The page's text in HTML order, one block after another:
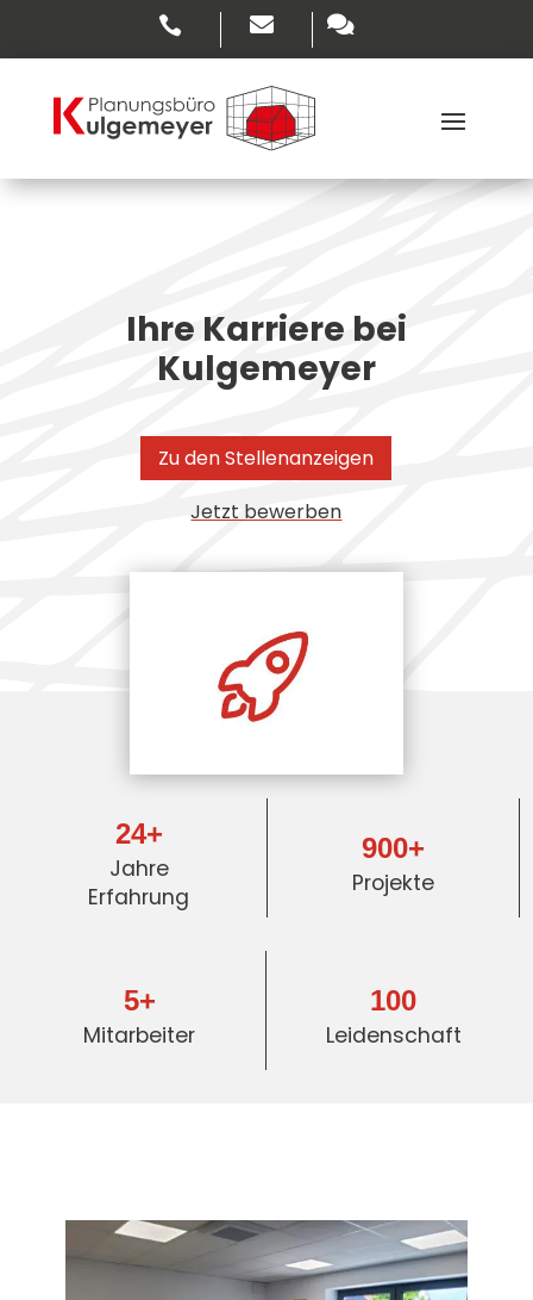
  
Ihre Karriere bei
Kulgemeyer
Zu den Stellenanzeigen
Jetzt bewerben
24+
Jahre
Erfahrung
900+
Projekte
5+
Mitarbeiter
100
Leidenschaft